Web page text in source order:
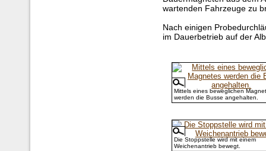
wartenden Fahrzeuge zu
Nach einigen
im Dauerbetrieb auf der
Mittels eines beweglichen
werden die Busse angehalten.
Die Stoppstelle wird mit einem
Weichenantrieb bewegt.